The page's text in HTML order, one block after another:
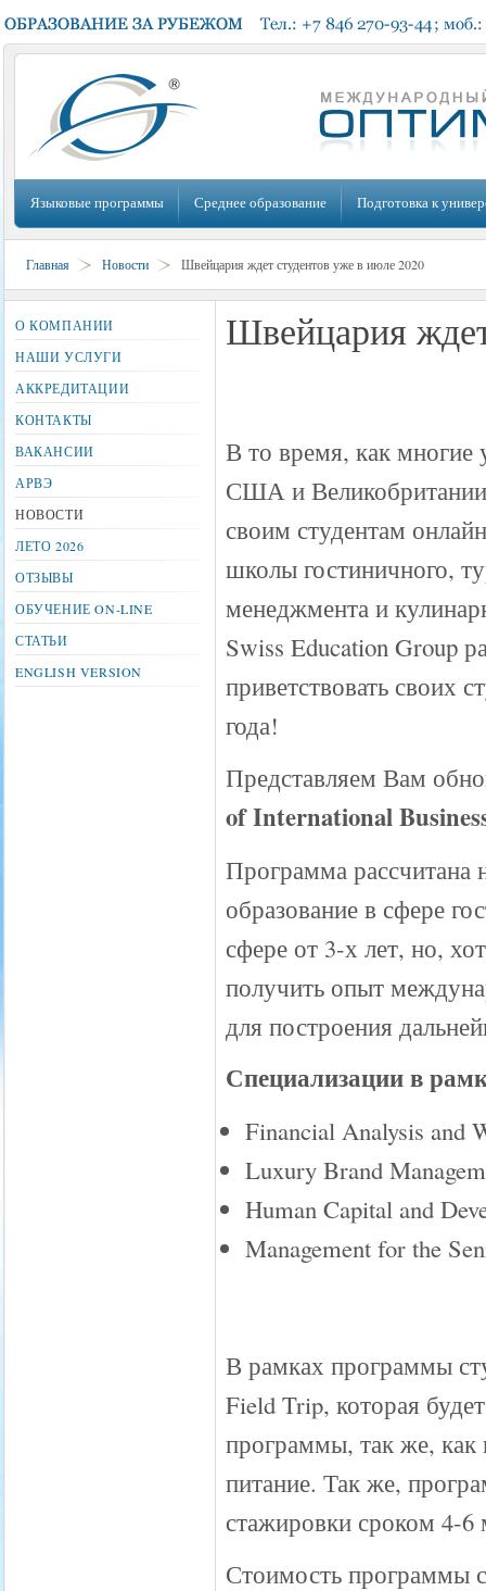
Языковые программы Среднее образование Подготовка к
Главная Новости Швейцария ждет студентов уже в июле 2020
Швейцария
В то время, как многие
США и
своим студентам
школы гостиничного,
менеджмента и
Swiss Education Group
приветствовать своих
года!
Представляем Вам
of International
Программа рассчитана
образование в сфере
сфере от 3-х лет, но,
получить опыт
для построения
Специализации в
Financial Analysis and
Luxury Brand
Human Capital and
Management for the
В рамках программы
Field Trip, которая
программы, так же, как
питание. Так же,
стажировки сроком 4-6
Стоимость программы
О КОМПАНИИ
НАШИ УСЛУГИ
АККРЕДИТАЦИИ
КОНТАКТЫ
ВАКАНСИИ
АРВЭ
НОВОСТИ
ЛЕТО 2026
ОТЗЫВЫ
ОБУЧЕНИЕ ON-LINE
СТАТЬИ
ENGLISH VERSION